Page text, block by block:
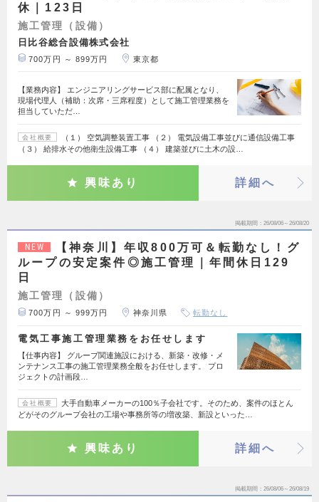
休｜123日
施工管理（設備）
日比谷総合設備株式会社
700万円 ～ 899万円 東京都
【業務内容】 エンジニアリングサービス部に配属となり、
現場代理人（補助：次席・三席程度）として施工管理業務を
担当していただ…
会社概要
（１） 空気調整装置工事 （２） 電気設備工事並びに通信設備工事
（３） 給排水その他衛生設備工事 （４） 建築並びに土木の設…
興味あり 詳細へ
掲載期間 26/08/06～26/08/20
NEW
【神奈川】年収800万可＆転勤なし！グ
ループの安定案件◎施工管理｜年間休日129
日
施工管理（設備）
700万円 ～ 999万円 神奈川県 転勤なし
電気工事施工管理業務をお任せします
【仕事内容】 グループ関連施設における、新築・改修・メ
ンテナンス工事の施工管理業務全般をお任せします。 プロ
ジェクトの計画段…
会社概要
大手自動車メーカーの100％子会社です。そのため、案件のほとん
どがそのグループ会社の工場や事務所等の増改築、新設といった…
興味あり 詳細へ
掲載期間 26/08/06～26/08/19